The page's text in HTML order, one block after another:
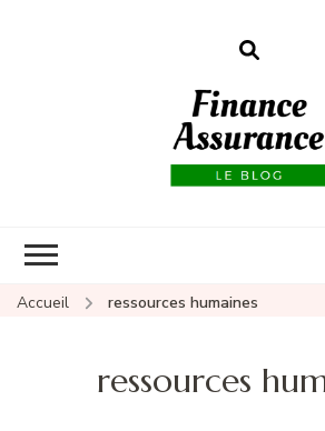
Accueil ressources humaines
ressources